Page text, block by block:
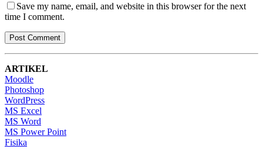
Save my name, email, and website in this browser for the next
time I comment.
ARTIKEL
Moodle
Photoshop
WordPress
MS Excel
MS Word
MS Power Point
Fisika